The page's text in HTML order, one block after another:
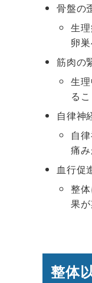
骨盤の
生
卵
筋肉の
生
る
自律神
自
痛
血行促
整
果が
整体